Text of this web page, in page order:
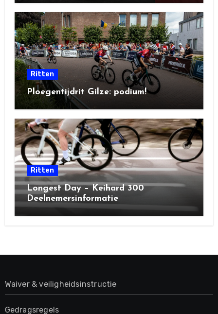
Ritten
Ploegentijdrit Gilze: podium!
Ritten
Longest Day – Keihard 300
Deelnemersinformatie
Waiver & veiligheidsinstructie
Gedragsregels